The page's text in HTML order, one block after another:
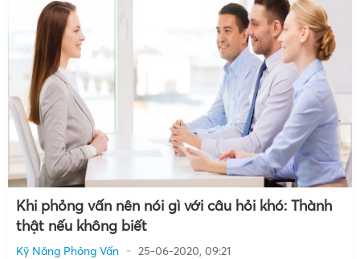
Khi phỏng vấn nên nói gì với câu hỏi khó: Thành
thật nếu không biết
Kỹ Năng Phỏng Vấn
25-06-2020, 09:21